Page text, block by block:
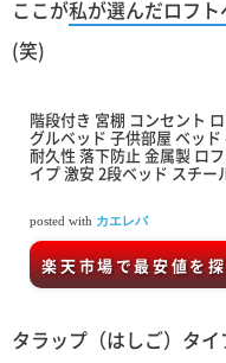
ここが私が選んだロフ
(笑)
階段付き 宮棚 コンセント
グルベッド 子供部屋 ベッ
耐久性 落下防止 金属製 ロ
イプ 激安 2段ベッド スチー
posted with カエレバ
楽天市場で最安値を
タラップ（はしご）タイ